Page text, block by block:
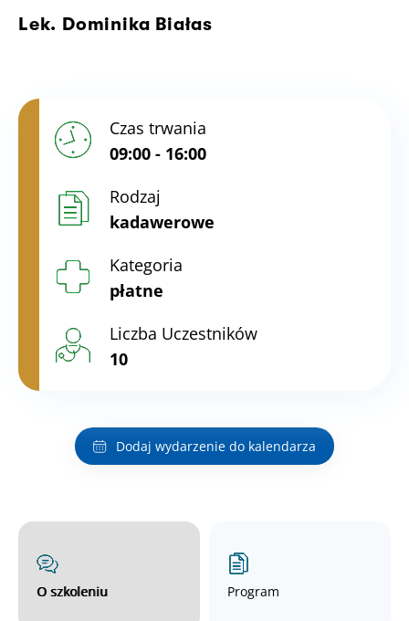
Lek. Dominika Białas
Czas trwania
09:00 - 16:00
Rodzaj
kadawerowe
Kategoria
płatne
Liczba Uczestników
10
Dodaj wydarzenie do kalendarza
O szkoleniu Program